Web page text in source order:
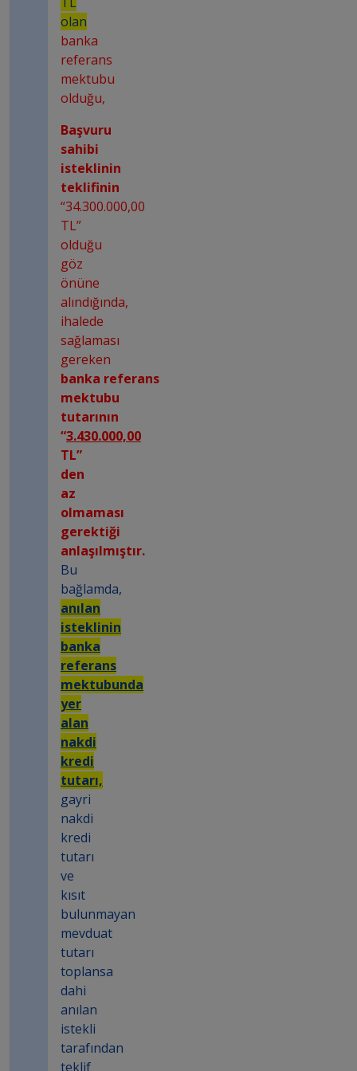
olan
banka
referans
mektubu
olduğu,
Başvuru
sahibi
isteklinin
teklifinin
“34.300.000,00
TL”
olduğu
göz
önüne
alındığında,
ihalede
sağlaması
gereken
banka referans
mektubu
tutarının
“3.430.000,00
TL”
den
az
olmaması
gerektiği
anlaşılmıştır.
Bu
bağlamda,
anılan
isteklinin
banka
referans
mektubunda
yer
alan
nakdi
kredi
tutarı,
gayri
nakdi
kredi
tutarı
ve
kısıt
bulunmayan
mevduat
tutarı
toplansa
dahi
anılan
istekli
tarafından
teklif